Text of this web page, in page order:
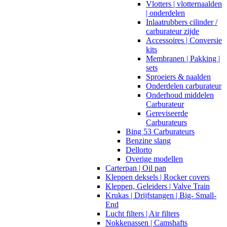
Vlotters | vlotternaalden
| onderdelen
Inlaatrubbers cilinder /
carburateur zijde
Accessoires | Conversie
kits
Membranen | Pakking |
sets
Sproeiers & naalden
Onderdelen carburateur
Onderhoud middelen
Carburateur
Gereviseerde
Carburateurs
Bing 53 Carburateurs
Benzine slang
Dellorto
Overige modellen
Carterpan | Oil pan
Kleppen deksels | Rocker covers
Kleppen, Geleiders | Valve Train
Krukas | Drijfstangen | Big- Small-
End
Lucht filters | Air filters
Nokkenassen | Camshafts